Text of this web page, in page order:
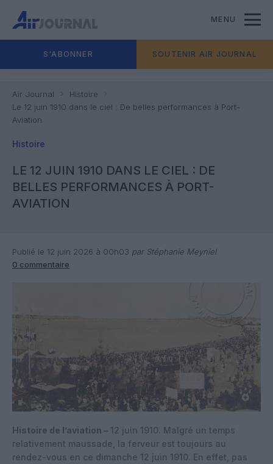
MENU
S'ABONNER SOUTENIR AIR JOURNAL
Air Journal
Histoire
Le 12 juin 1910 dans le ciel : De belles performances à Port-
Aviation
Histoire
LE 12 JUIN 1910 DANS LE CIEL : DE
BELLES PERFORMANCES À PORT-
AVIATION
Publié le 12 juin 2026 à 00h03 par Stéphanie Meyniel
0 commentaire
Histoire de l’aviation – 12 juin 1910. Malgré un temps
relativement maussade, la ferveur est toujours au
rendez-vous en ce dimanche 12 juin 1910. En effet, pas